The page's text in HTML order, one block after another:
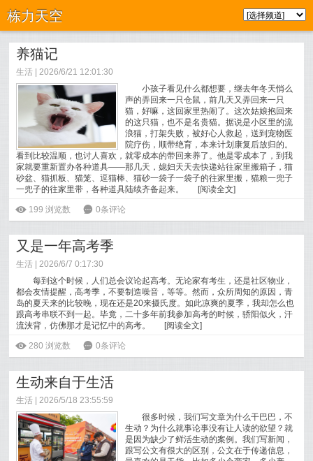
栋力天空
养猫记
生活 | 2026/6/21 12:01:30
小孩子看见什么都想要，继去年冬天悄么
声的弄回来一只仓鼠，前几天又弄回来一只
猫，好嘛，这回家里热闹了。这次姑娘抱回来
的这只猫，也不是名贵猫。据说是小区里的流
浪猫，打架失败，被好心人救起，送到宠物医
院疗伤，顺带绝育，本来计划康复后放归的。
看到比较温顺，也讨人喜欢，就零成本的带回来养了。他是零成本了，到我
家就要重新置办各种道具——那几天，媳妇天天去快递站往家里搬箱子，猫
砂盆、猫抓板、猫笼、逗猫棒、猫砂一袋子一袋子的往家里搬，猫粮一兜子
一兜子的往家里带，各种道具陆续齐备起来。
[阅读全文]
ė 199 浏览数 6 0条评论
又是一年高考季
生活 | 2026/6/7 0:17:30
每到这个时候，人们总会议论起高考。无论家有考生，还是社区物业，
都会友情提醒，高考季，不要制造噪音，等等。然而，众所周知的原因，青
岛的夏天来的比较晚，现在还是20来摄氏度。如此凉爽的夏季，我却怎么也
跟高考串联不到一起。毕竟，二十多年前我参加高考的时候，骄阳似火，汗
流浃背，仿佛那才是记忆中的高考。
[阅读全文]
ė 280 浏览数 6 0条评论
生动来自于生活
生活 | 2026/5/18 23:55:59
很多时候，我们写文章为什么干巴巴，不
生动？为什么就事论事没有让人读的欲望？就
是因为缺少了鲜活生动的案例。我们写新闻，
跟写公文有很大的区别，公文在于传递信息，